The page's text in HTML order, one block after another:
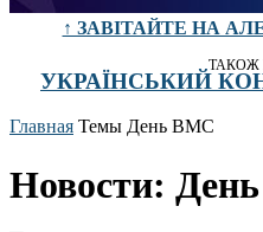
↑ ЗАВІТАЙТЕ НА
ТАКОЖ
УКРАЇНСЬКИЙ
Главная Темы День ВМС
Новости: